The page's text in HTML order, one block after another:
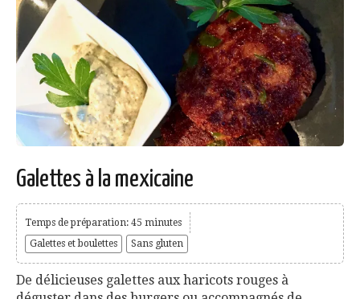
Galettes à la mexicaine
Temps de préparation: 45 minutes
Galettes et boulettes
Sans gluten
De délicieuses galettes aux haricots rouges à